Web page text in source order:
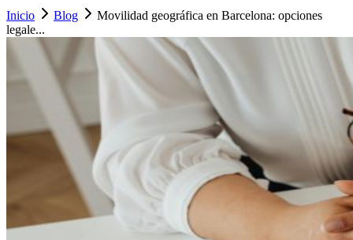
Inicio Blog
Movilidad geográfica en Barcelona: opciones
legale...